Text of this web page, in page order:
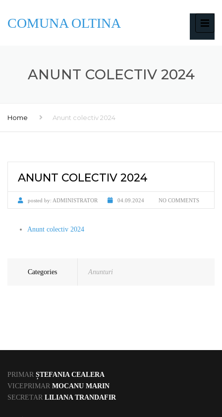
COMUNA OLTINA
ANUNT COLECTIV 2024
Home Anunt colectiv 2024
ANUNT COLECTIV 2024
posted by: ADMINISTRATOR 04.09.2024 NO COMMENTS
Anunt colectiv 2024
Categories Anunturi
PRIMAR ȘTEFANIA CEALERA
VICEPRIMAR MOCANU MARIN
SECRETAR LILIANA TRANDAFIR